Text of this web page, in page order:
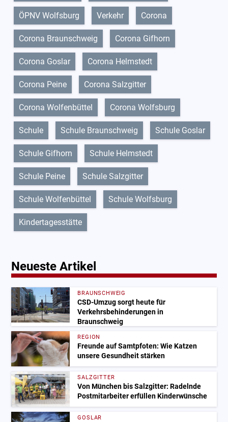
ÖPNV Wolfsburg Verkehr Corona
Corona Braunschweig Corona Gifhorn
Corona Goslar Corona Helmstedt
Corona Peine Corona Salzgitter
Corona Wolfenbüttel Corona Wolfsburg
Schule Schule Braunschweig Schule Goslar
Schule Gifhorn Schule Helmstedt
Schule Peine Schule Salzgitter
Schule Wolfenbüttel Schule Wolfsburg
Kindertagesstätte
Neueste Artikel
BRAUNSCHWEIG
CSD-Umzug sorgt heute für
Verkehrsbehinderungen in
Braunschweig
REGION
Freunde auf Samtpfoten: Wie Katzen
unsere Gesundheit stärken
SALZGITTER
Von München bis Salzgitter: Radelnde
Postmitarbeiter erfüllen Kinderwünsche
GOSLAR